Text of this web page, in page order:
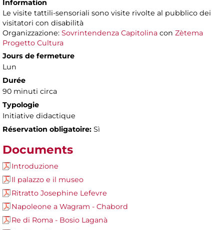
Information
Le visite tattili-sensoriali sono visite rivolte al pubblico dei
visitatori con disabilità
Organizzazione: Sovrintendenza Capitolina con Zètema
Progetto Cultura
Jours de fermeture
Lun
Durée
90 minuti circa
Typologie
Initiative didactique
Réservation obligatoire: Sì
Documents
Introduzione
Il palazzo e il museo
Ritratto Josephine Lefevre
Napoleone a Wagram - Chabord
Re di Roma - Bosio Laganà